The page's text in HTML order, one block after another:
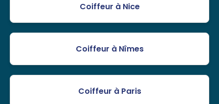
Coiffeur à Nice
Coiffeur à Nîmes
Coiffeur à Paris